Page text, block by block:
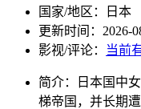
国家/地区：
日本
更新时间： 2026-
影视/评论：
当前
简介：
日本国中
梯帝国，并长期